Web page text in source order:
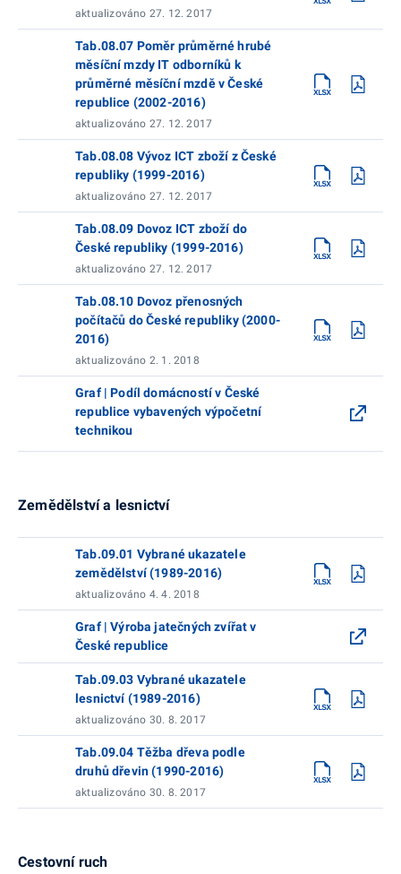
aktualizováno 27. 12. 2017
Tab.08.07 Poměr průměrné hrubé
měsíční mzdy IT odborníků k
průměrné měsíční mzdě v České
republice (2002-2016)
aktualizováno 27. 12. 2017
Tab.08.08 Vývoz ICT zboží z České
republiky (1999-2016)
aktualizováno 27. 12. 2017
Tab.08.09 Dovoz ICT zboží do
České republiky (1999-2016)
aktualizováno 27. 12. 2017
Tab.08.10 Dovoz přenosných
počítačů do České republiky (2000-
2016)
aktualizováno 2. 1. 2018
Graf | Podíl domácností v České
republice vybavených výpočetní
technikou
Zemědělství a lesnictví
Tab.09.01 Vybrané ukazatele
zemědělství (1989-2016)
aktualizováno 4. 4. 2018
Graf | Výroba jatečných zvířat v
České republice
Tab.09.03 Vybrané ukazatele
lesnictví (1989-2016)
aktualizováno 30. 8. 2017
Tab.09.04 Těžba dřeva podle
druhů dřevin (1990-2016)
aktualizováno 30. 8. 2017
Cestovní ruch